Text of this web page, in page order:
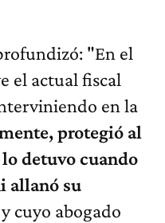
"En el
el actual fiscal
en la
protegió al
detuvo cuando
allanó su
y cuyo abogado